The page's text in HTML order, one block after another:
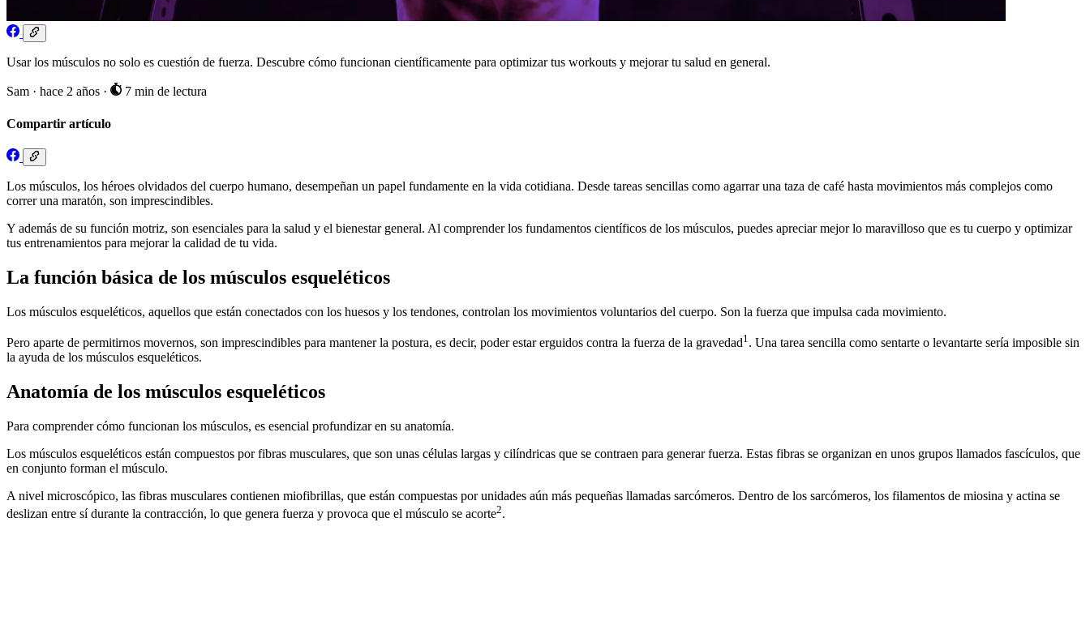
Usar los músculos no solo es cuestión de fuerza. Descubre cómo funcionan científicamente para optimizar tus workouts y mejorar tu salud en general.
Sam · hace 2 años · 7 min de lectura
Compartir artículo
Los músculos, los héroes olvidados del cuerpo humano, desempeñan un papel fundamente en la vida cotidiana. Desde tareas sencillas como agarrar una taza de café hasta movimientos más complejos como
correr una maratón, son imprescindibles.
Y además de su función motriz, son esenciales para la salud y el bienestar general. Al comprender los fundamentos científicos de los músculos, puedes apreciar mejor lo maravilloso que es tu cuerpo y optimizar
tus entrenamientos para mejorar la calidad de tu vida.
La función básica de los músculos esqueléticos
Los músculos esqueléticos, aquellos que están conectados con los huesos y los tendones, controlan los movimientos voluntarios del cuerpo. Son la fuerza que impulsa cada movimiento.
Pero aparte de permitirnos movernos, son imprescindibles para mantener la postura, es decir, poder estar erguidos contra la fuerza de la gravedad1 . Una tarea sencilla como sentarte o levantarte sería imposible sin
la ayuda de los músculos esqueléticos.
Anatomía de los músculos esqueléticos
Para comprender cómo funcionan los músculos, es esencial profundizar en su anatomía.
Los músculos esqueléticos están compuestos por fibras musculares, que son unas células largas y cilíndricas que se contraen para generar fuerza. Estas fibras se organizan en unos grupos llamados fascículos, que
en conjunto forman el músculo.
A nivel microscópico, las fibras musculares contienen miofibrillas, que están compuestas por unidades aún más pequeñas llamadas sarcómeros. Dentro de los sarcómeros, los filamentos de miosina y actina se
deslizan entre sí durante la contracción, lo que genera fuerza y provoca que el músculo se acorte2.